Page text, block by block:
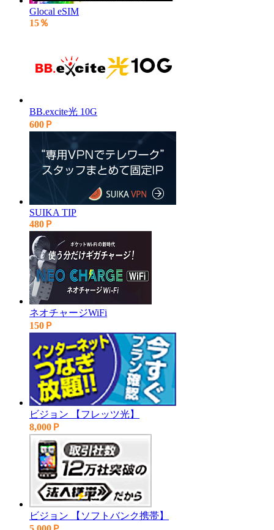
Glocal eSIM
15％
BB.excite光 10G
600Ｐ
SUIKA TIP
480Ｐ
ネオチャージWiFi
150Ｐ
ビジョン 【フレッツ光】
8,000Ｐ
ビジョン 【ソフトバンク携帯】